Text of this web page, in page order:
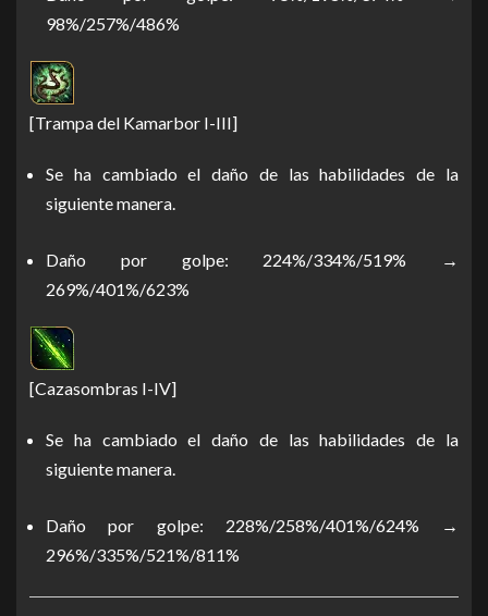
98%/257%/486%
[Trampa del Kamarbor I-III]
Se ha cambiado el daño de las habilidades de la
siguiente manera.
Daño por golpe: 224%/334%/519% →
269%/401%/623%
[Cazasombras I-IV]
Se ha cambiado el daño de las habilidades de la
siguiente manera.
Daño por golpe: 228%/258%/401%/624% →
296%/335%/521%/811%